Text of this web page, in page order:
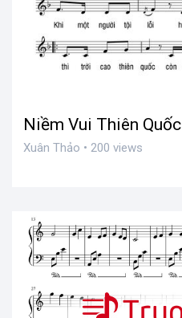
Niềm Vui Thiên Quốc
Xuân Thảo • 200 views